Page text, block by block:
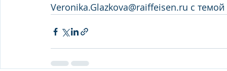
Veronika.Glazkova@raiffeisen.ru с